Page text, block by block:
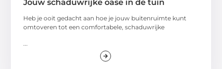
Jouw schaduwrijke oase in de tuin
Heb je ooit gedacht aan hoe je jouw buitenruimte kunt
omtoveren tot een comfortabele, schaduwrijke